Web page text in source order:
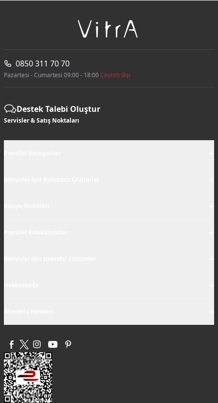
0850 311 70 70
Pazartesi - Cumartesi 09:00 - 18:00Çevrim dışı
Destek Talebi Oluştur
Servisler & Satış Noktaları